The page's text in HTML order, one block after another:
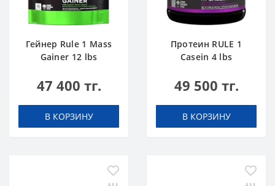
Гейнер Rule 1 Mass
Gainer 12 lbs
47 400 тг.
В КОРЗИНУ
Протеин RULE 1
Casein 4 lbs
Мороженое
49 500 тг.
В КОРЗИНУ